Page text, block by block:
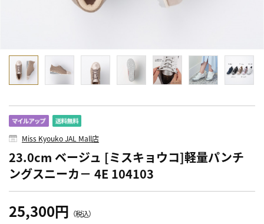
Miss Kyouko JAL Mall店
23.0cm ベージュ [ミスキョウコ]軽量パンチ
ングスニーカ－ 4E 104103
25,300円 （税込）